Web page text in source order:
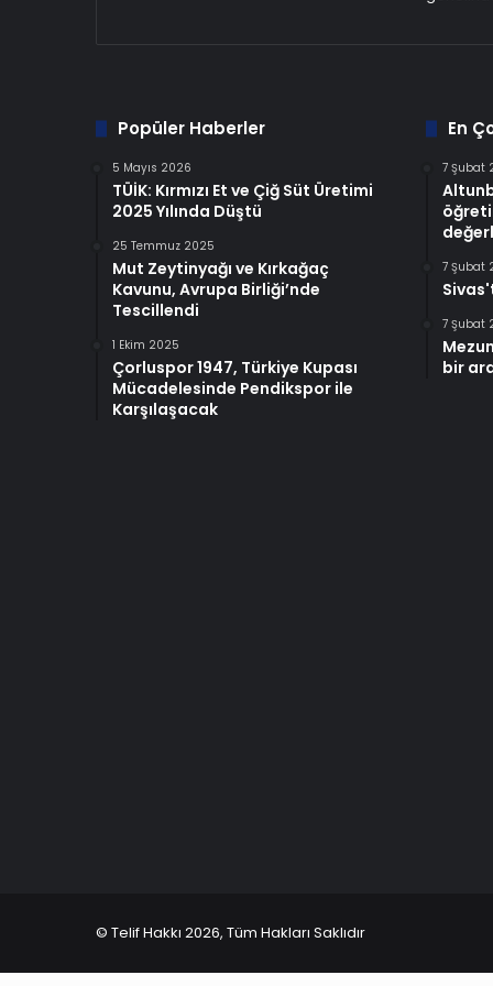
Popüler Haberler
5 Mayıs 2026
TÜİK: Kırmızı Et ve Çiğ Süt Üretimi
2025 Yılında Düştü
25 Temmuz 2025
Mut Zeytinyağı ve Kırkağaç
Kavunu, Avrupa Birliği’nde
Tescillendi
1 Ekim 2025
Çorluspor 1947, Türkiye Kupası
Mücadelesinde Pendikspor ile
Karşılaşacak
En
7 Şubat
7 Şubat
7 Şubat
bir
© Telif Hakkı 2026, Tüm Hakları Saklıdır